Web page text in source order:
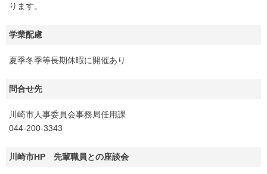
ります。
学業配慮
夏季冬季等長期休暇に開催あり
問合せ先
川崎市人事委員会事務局任用課
044-200-3343
川崎市HP 先輩職員との座談会